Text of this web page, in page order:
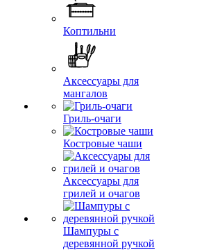
Коптильни
Аксессуары для
мангалов
Гриль-очаги
Костровые чаши
Аксессуары для
грилей и очагов
Шампуры с
деревянной ручкой